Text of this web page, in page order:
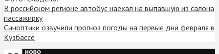
В российском регионе автобус наехал на выпавшую из салона
пассажирку
Синоптики озвучили прогноз погоды на первые дни февраля в
Кузбассе